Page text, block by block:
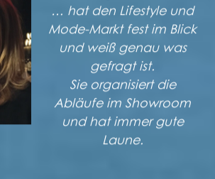
… hat den Lifestyle und
Mode-Markt fest im Blick
und weiß genau was
gefragt ist.
Sie organisiert die
Abläufe im Showroom
und hat immer gute
Laune.